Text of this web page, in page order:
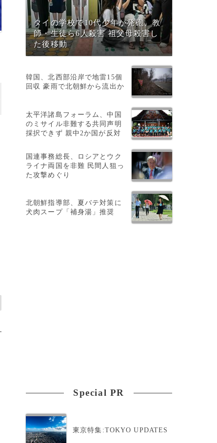
タイの学校で10代少年が発砲、教
師・生徒ら6人殺害 祖父母殺害し
た後移動
韓国、北西部沿岸で地雷15個
回収 豪雨で北朝鮮から流出か
太平洋諸島フォーラム、中国
のミサイル非難する共同声明
採択できず 親中2か国が反対
国連事務総長、ロシアとウク
ライナ両国を非難 民間人狙っ
た攻撃めぐり
北朝鮮指導部、夏バテ対策に
犬肉スープ「補身湯」推奨
Special PR
東京特集:TOKYO UPDATES